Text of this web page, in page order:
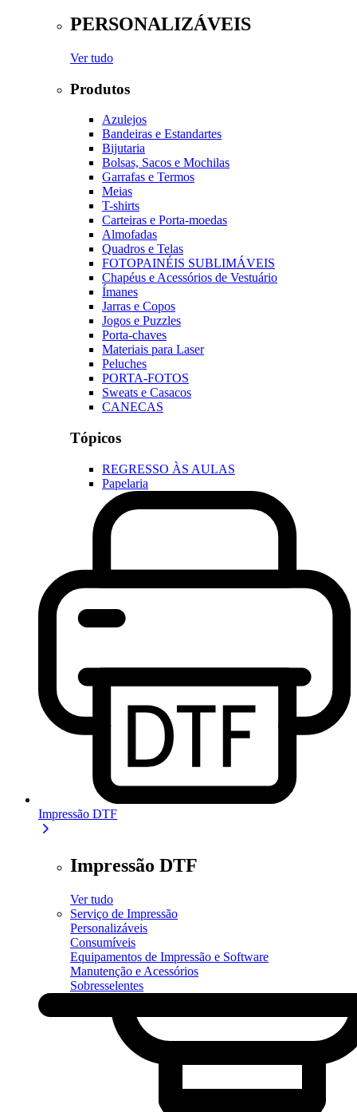
PERSONALIZÁVEIS
Ver tudo
Produtos
Azulejos
Bandeiras e Estandartes
Bijutaria
Bolsas, Sacos e Mochilas
Garrafas e Termos
Meias
T-shirts
Carteiras e Porta-moedas
Almofadas
Quadros e Telas
FOTOPAINÉIS SUBLIMÁVEIS
Chapéus e Acessórios de Vestuário
Ímanes
Jarras e Copos
Jogos e Puzzles
Porta-chaves
Materiais para Laser
Peluches
PORTA-FOTOS
Sweats e Casacos
CANECAS
Tópicos
REGRESSO ÀS AULAS
Papelaria
Impressão DTF
Impressão DTF
Ver tudo
Serviço de Impressão
Personalizáveis
Consumíveis
Equipamentos de Impressão e Software
Manutenção e Acessórios
Sobresselentes